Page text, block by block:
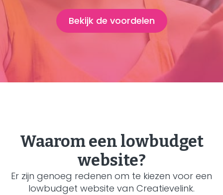
Bekijk de voordelen
Waarom een lowbudget
website?
Er zijn genoeg redenen om te kiezen voor een
lowbudget website van Creatievelink.